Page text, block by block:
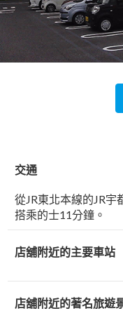
交通
從JR東北本線的JR宇
搭乘的士11分鐘。
店舖附近的主要車站
店舖附近的著名旅遊